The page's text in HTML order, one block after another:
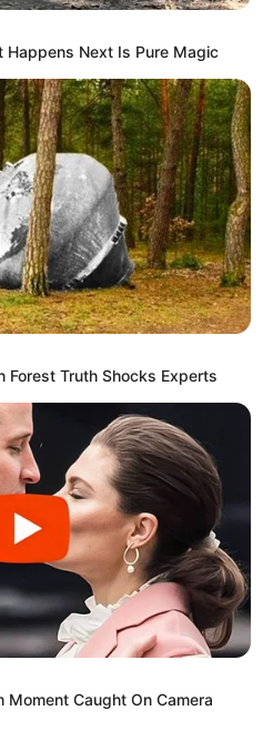
Happens Next Is Pure Magic
Forest Truth Shocks Experts
Moment Caught On Camera